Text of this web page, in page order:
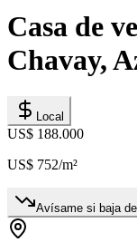
Casa de
Chavay,
Local
US$ 188.000
US$ 752/m²
Avísame si baja